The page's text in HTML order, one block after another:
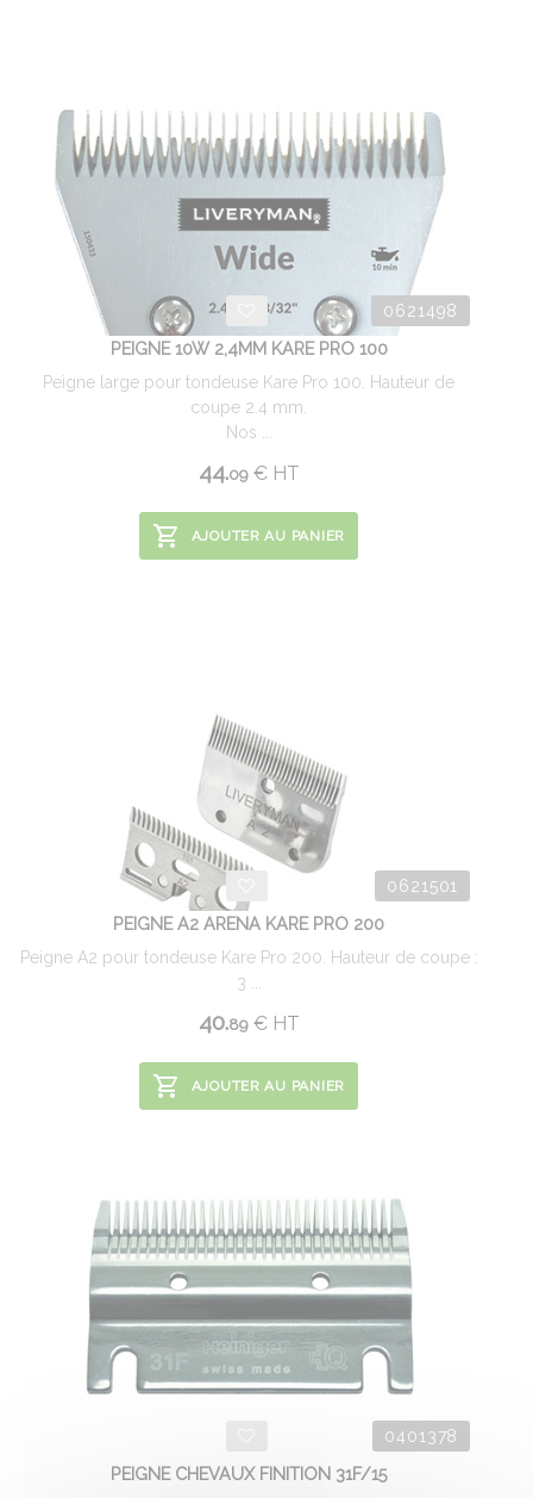
0621498
PEIGNE 10W 2,4MM KARE PRO 100
Peigne large pour tondeuse Kare Pro 100. Hauteur de
coupe 2.4 mm.
Nos ...
44.09 €HT
AJOUTER AU PANIER
0621501
PEIGNE A2 ARENA KARE PRO 200
Peigne A2 pour tondeuse Kare Pro 200. Hauteur de coupe :
3 ...
40.89 €HT
AJOUTER AU PANIER
0401378
PEIGNE CHEVAUX FINITION 31F/15